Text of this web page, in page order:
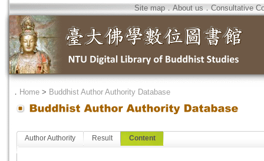
Site map．About us．Consultative
． Home > Buddhist Author Authority Database
Author Authority Result Content